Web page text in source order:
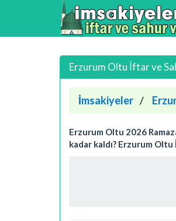
Erzurum Oltu İftar ve
İmsakiyeler
Erzurum Oltu 2026
kadar kaldı? Erzurum